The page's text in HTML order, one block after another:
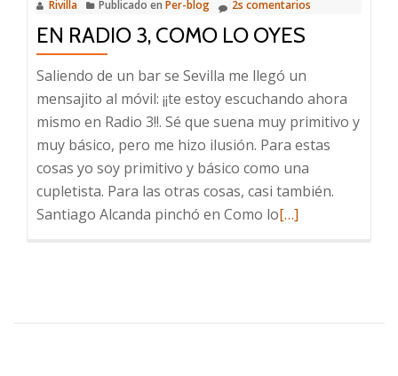
Rivilla Publicado en Per-blog 2s comentarios
EN RADIO 3, COMO LO OYES
Saliendo de un bar se Sevilla me llegó un
mensajito al móvil: ¡¡te estoy escuchando ahora
mismo en Radio 3!!. Sé que suena muy primitivo y
muy básico, pero me hizo ilusión. Para estas
cosas yo soy primitivo y básico como una
cupletista. Para las otras cosas, casi también.
Santiago Alcanda pinchó en Como loLeer
3,
[…]